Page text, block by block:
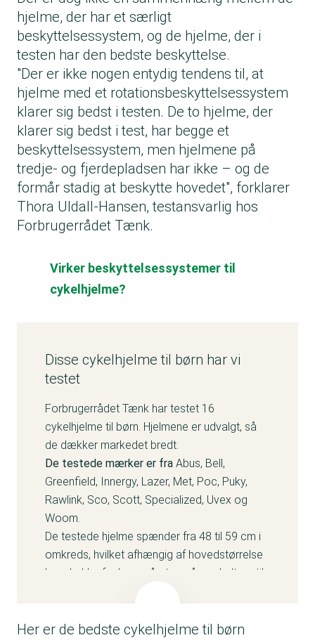
hjelme, der har et særligt
beskyttelsessystem, og de hjelme, der i
testen har den bedste beskyttelse.
"Der er ikke nogen entydig tendens til, at
hjelme med et rotationsbeskyttelsessystem
klarer sig bedst i testen. De to hjelme, der
klarer sig bedst i test, har begge et
beskyttelsessystem, men hjelmene på
tredje- og fjerdepladsen har ikke – og de
formår stadig at beskytte hovedet", forklarer
Thora Uldall-Hansen, testansvarlig hos
Forbrugerrådet Tænk.
Virker beskyttelsessystemer til
cykelhjelme?
Disse cykelhjelme til børn har vi
testet
Forbrugerrådet Tænk har testet 16
cykelhjelme til børn. Hjelmene er udvalgt, så
de dækker markedet bredt.
De testede mærker er fra Abus, Bell,
Greenfield, Innergy, Lazer, Met, Poc, Puky,
Rawlink, Sco, Scott, Specialized, Uvex og
Woom.
De testede hjelme spænder fra 48 til 59 cm i
omkreds, hvilket afhængig af hovedstørrelse
kan dække fra børn på et par år og helt op til
Se alle testresultater og sammenlign
Her er de bedste cykelhjelme til børn